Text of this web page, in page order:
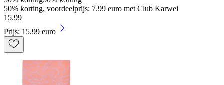
50% korting, voordeelprijs: 7.99 euro met Club Karwei
15.99
Prijs: 15.99 euro